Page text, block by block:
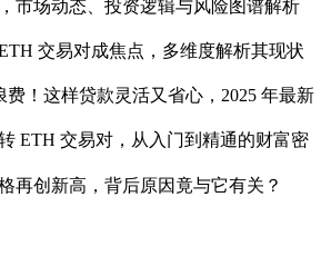
市场动态、投资逻辑与风险图谱解析
交易对成焦点，多维度解析其现状
费！这样贷款灵活又省心，2025 年最新
ETH 交易对，从入门到精通的财富密
再创新高，背后原因竟与它有关？